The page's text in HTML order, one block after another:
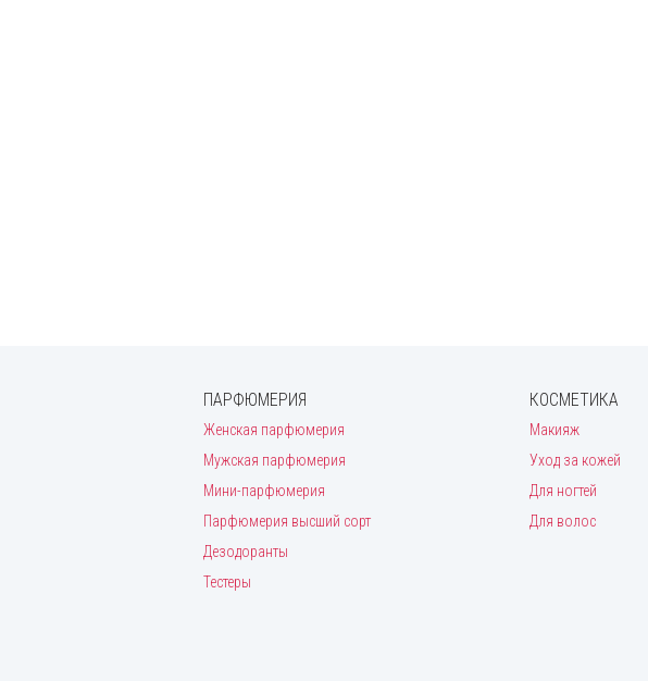
ПАРФЮМЕРИЯ
Женская парфюмерия
Мужская парфюмерия
Мини-парфюмерия
Парфюмерия высший сорт
Дезодоранты
Тестеры
КОСМЕТИКА
Макияж
Уход за кожей
Для ногтей
Для волос